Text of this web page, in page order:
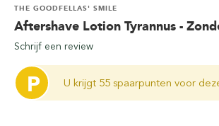
Aftershave Lotion Tyrannus -
THE GOODFELLAS' SMILE
Schrijf een review
P U krijgt 55 spaarpunten voor